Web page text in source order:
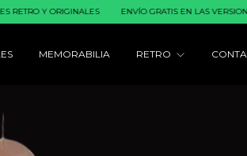
ORIGINALES ENVÍO GRATIS EN LAS VERSIONES
MEMORABILIA RETRO